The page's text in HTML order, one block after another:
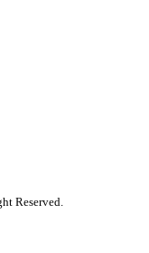
Reserved.